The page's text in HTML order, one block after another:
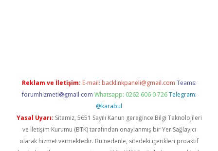
Reklam ve İletişim: E-mail: backlinkpaneli@gmail.com Teams:
forumhizmeti@gmail.com Whatsapp: 0262 606 0 726 Telegram:
@karabul
Yasal Uyarı: Sitemiz, 5651 Sayılı Kanun gereğince Bilgi Teknolojileri
ve İletişim Kurumu (BTK) tarafından onaylanmış bir Yer Sağlayıcı
olarak hizmet vermektedir. Bu nedenle, sitedeki içerikleri proaktif